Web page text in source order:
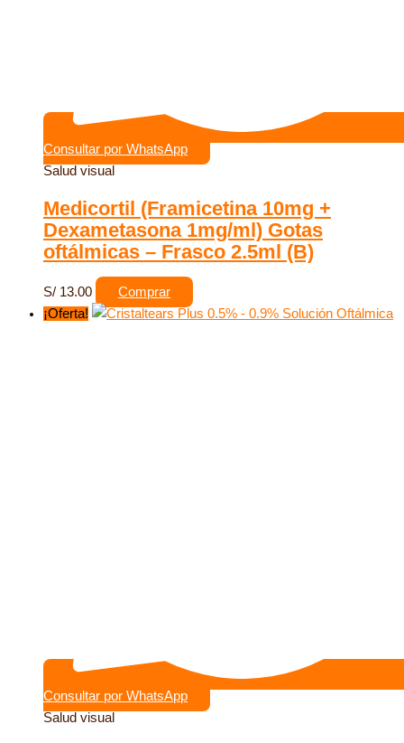
Consultar por WhatsApp
Salud visual
Medicortil (Framicetina 10mg +
Dexametasona 1mg/ml) Gotas
oftálmicas – Frasco 2.5ml (B)
S/ 13.00
Comprar
¡Oferta!
Consultar por WhatsApp
Salud visual